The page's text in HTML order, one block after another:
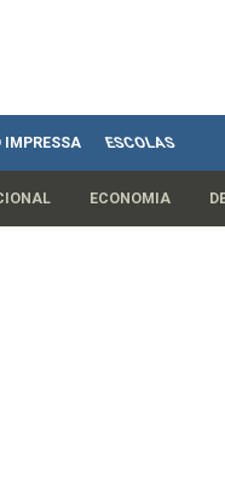
IMPRESSA ESCOLAS
ECONOMIA